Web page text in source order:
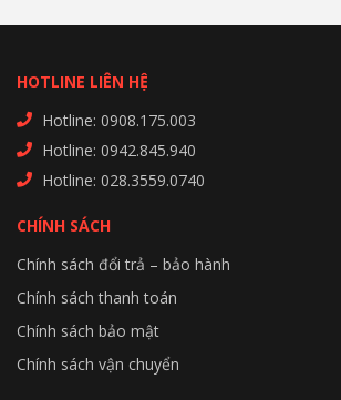
HOTLINE LIÊN HỆ
Hotline: 0908.175.003
Hotline: 0942.845.940
Hotline: 028.3559.0740
CHÍNH SÁCH
Chính sách đổi trả – bảo hành
Chính sách thanh toán
Chính sách bảo mật
Chính sách vận chuyển